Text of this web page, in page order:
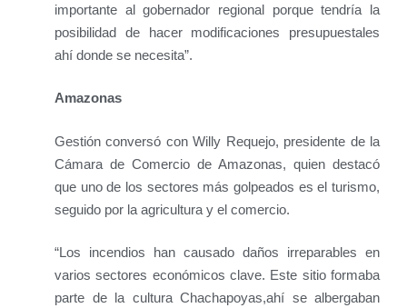
importante al gobernador regional porque tendría la
posibilidad de hacer modificaciones presupuestales
ahí donde se necesita”.
Amazonas
Gestión conversó con Willy Requejo, presidente de la
Cámara de Comercio de Amazonas, quien destacó
que uno de los sectores más golpeados es el turismo,
seguido por la agricultura y el comercio.
“Los incendios han causado daños irreparables en
varios sectores económicos clave. Este sitio formaba
parte de la cultura Chachapoyas,ahí se albergaban